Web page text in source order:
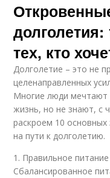
тех, кто
Долголетие – это не
целенаправленных
Многие люди мечтают
жизнь, но не знают, с
раскроем 10
на пути к долголетию.
1. Правильное
Сбалансированное